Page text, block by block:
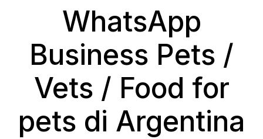
WhatsApp
Business Pets /
Vets / Food for
pets di Argentina